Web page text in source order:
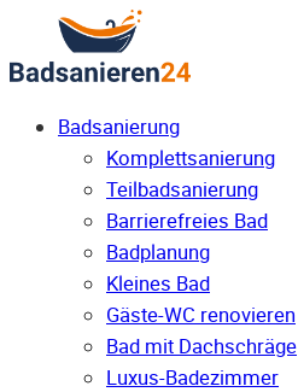
Badsanierung
Komplettsanierung
Teilbadsanierung
Barrierefreies Bad
Badplanung
Kleines Bad
Gäste-WC renovieren
Bad mit Dachschräge
Luxus-Badezimmer